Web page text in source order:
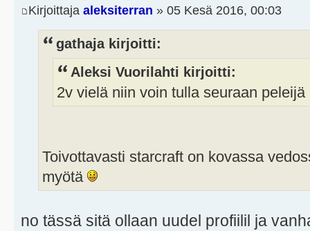
Kirjoittaja aleksiterran » 05 Kesä 2016, 00:03
gathaja kirjoitti:
Aleksi Vuorilahti kirjoitti:
2v vielä niin voin tulla seuraan
Toivottavasti starcraft on kovassa
myötä
no tässä sitä ollaan uudel profiilil ja